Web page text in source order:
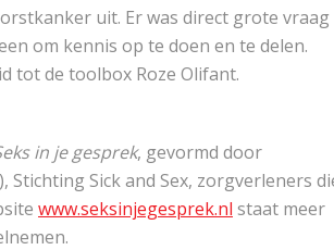
uit. Er was direct grote vraag
om kennis op te doen en te delen.
tot de toolbox Roze Olifant.
in je gesprek, gevormd door
Sick and Sex, zorgverleners
www.seksinjegesprek.nl staat meer